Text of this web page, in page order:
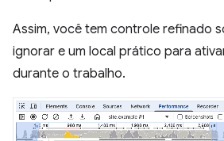
Assim, você tem controle refinado
ignorar e um local prático para
durante o trabalho.